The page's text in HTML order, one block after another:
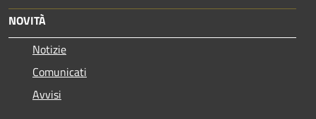
NOVITÀ
Notizie
Comunicati
Avvisi